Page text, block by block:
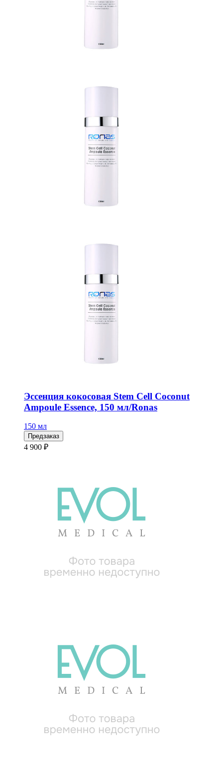
Эссенция кокосовая Stem Cell Coconut
Ampoule Essence, 150 мл/Ronas
150 мл
Предзаказ
4 900 ₽